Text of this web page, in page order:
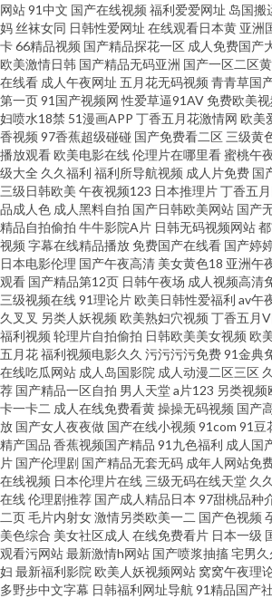
91熟妇露脸 国产超碰97 欧美成不卡网 午夜爽爽影
不卡 日本毛不卡 91干在线视频 大香蕉伊人视频网
黄色性交网 日韩欧美综合 91女孩色女导航 麻豆视频
产AV产 日本一道本 91看片免费 大香蕉伊人天堂 久
视频 国产粉嫩网站 欧美深夜男人天堂 91尤物18 黄
麻豆高清视频 浮力操操逼 免费91视频
网站91中文 国产在线视频 福利爱爱网址 岛国搬
妈 丝袜女同 日韩性爱网址 在线观看日本黄 亚洲
卡66精品视频 国产精品探花一区 成人免费国产
欧美激情日韩 国产精品无码亚洲 国产一区二区
在线看 成人午夜网址 五月花无码视频 青青草国
第一页91国产视频网 性爱草逼91AV免费欧美视
妇喷水18禁 51漫画APP 丁香五月花激情网 欧美
香视频 97香蕉超级碰碰 国产免费看二区 三级黄
播放观看欧美电影在线伦理片在哪里看蜜桃午
级大全 久久福利 福利所导航视频 成人片免费 国
三级日韩欧美 午夜视频123 日本推理片丁香五
品成人色 成人黑料自拍 国产日韩欧美网站 国产
精品自拍偷拍 牛牛影院A片 日韩无码视频网站
视频 字幕在线精品播放免费国产在线看 国产婷
日本电影伦理 国产午夜高清 美女黄色18 亚洲午
观看 国产精品第12页 日韩午夜场 成人视频高清
三级视频在线91理论片欧美日韩性爱福利 av午
久叉叉 另类人妖视频 欧美熟妇穴视频 丁香五月
福利视频 轮理片自拍偷拍 日韩欧美美女视频 欧
五月花福利视频电影久久 污污污污免费91金典
在线吃瓜网站 成人岛国影院 成人动漫二区三区
荐 国产精品一区自拍 男人天堂a片123 另类视频
卡一卡二 成人在线免费看黄操操无码视频 国产
放 国产女人夜夜做 国产在线小视频 91com 91豆
精产国品 香蕉视频国产精品 91九色福利 成人国
片 国产伦理剧 国产精品无套无码 成年人网站免
在线视频 日本伦理片在线 三级无码在线天堂 久
在线伦理剧推荐 国产成人精品日本 97甜桃品种
二页毛片内射女激情另类欧美一二 国产色视频
美色综合 美女社区成人 在线免费看片 日本一级
观看污网站最新激情h网站 国产喷浆抽搐宅男
妇 最新福利影院 欧美人妖视频网站 窝窝午夜理
多野步中文字幕 日韩福利网址导航 91精品国产